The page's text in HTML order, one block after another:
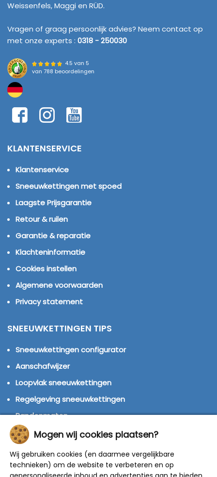
Weissenfels, Maggi en RÜD.
Vragen of graag persoonlijk advies? Neem contact op
met onze experts : 0318 - 250030
4.5 van 5
van 788 beoordelingen
KLANTENSERVICE
Klantenservice
Sneeuwkettingen met spoed
Laagste Prijsgarantie
Retour & ruilen
Garantie & reparatie
Klachteninformatie
Cookies instellen
Algemene voorwaarden
Privacy statement
SNEEUWKETTINGEN TIPS
Sneeuwkettingen configurator
Aanschafwijzer
Loopvlak sneeuwkettingen
Regelgeving sneeuwkettingen
Bandenmaten
Montage handleidingen
Winterbanden
Mogen wij cookies plaatsen?
Wij gebruiken cookies (en daarmee vergelijkbare
technieken) om de website te verbeteren en op